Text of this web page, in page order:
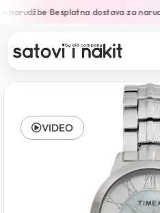
narudžbe•Besplatna dostava za
VIDEO